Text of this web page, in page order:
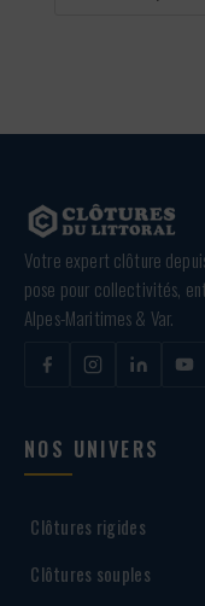
Votre expert clôture
pose pour collectivités,
Alpes-Maritimes & Var.
NOS UNIVERS
Clôtures rigides
Clôtures souples